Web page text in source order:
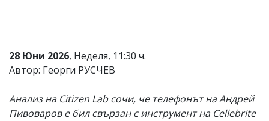
въвеждат
от
читателите
редакцията
не
28 Юни 2026, Неделя, 11:30 ч.
Автор: Георги РУСЧЕВ
Анализ на Citizen Lab сочи, че телефонът на Андрей
Пивоваров е бил свързан с инструмент на Cellebrite